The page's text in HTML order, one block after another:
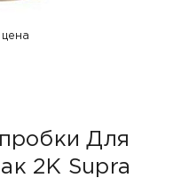
Для
2K Supra